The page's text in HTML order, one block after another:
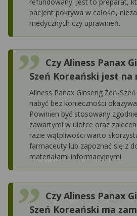
pacjent pokrywa w całości,
medycznych czy uprawnień.
Czy Aliness Panax
Szeń Koreański jest na
Aliness Panax Ginseng Żeń-
nabyć bez konieczności
Powinien być stosowany
zawartymi w ulotce oraz
razie wątpliwości warto
farmaceuty lub zapoznać się z
materiałami informacyjnymi.
Czy Aliness Panax
Szeń Koreański ma